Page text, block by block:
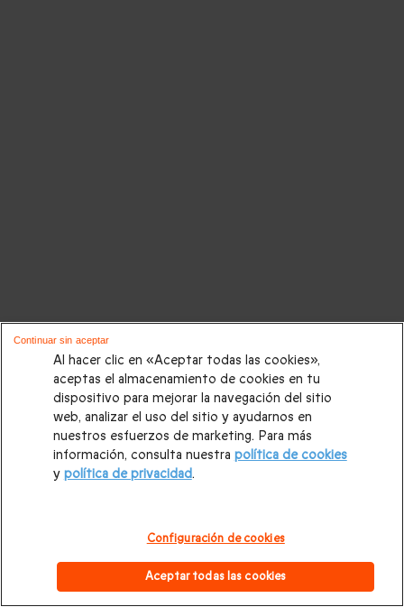
Al hacer clic en «Aceptar todas las cookies»,
aceptas el almacenamiento de cookies en tu
dispositivo para mejorar la navegación del sitio
web, analizar el uso del sitio y ayudarnos en
nuestros esfuerzos de marketing. Para más
información, consulta nuestra política de cookies
y política de privacidad.
Configuración de cookies
Aceptar todas las cookies
Continuar sin aceptar